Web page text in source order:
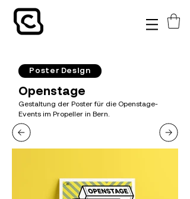
Poster Design
Openstage
Gestaltung der Poster für die Openstage-
Events im Propeller in Bern.